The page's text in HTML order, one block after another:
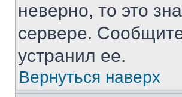
неверно, то это
сервере.
устранил ее.
Вернуться наверх